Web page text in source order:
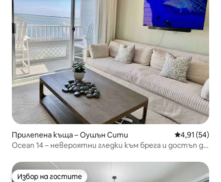
Прилепена къща – Оушън Сити Средна
4,91 (54)
Ocean 14 – невероятни гледки към брега и достъп до
Избор на гостите